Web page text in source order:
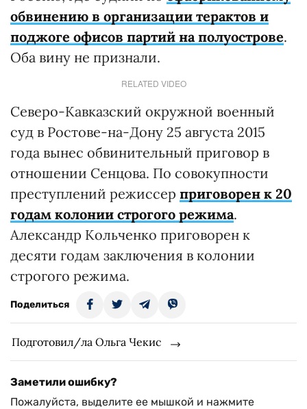
обвинению в организации терактов и
поджоге офисов партий на полуострове.
Оба вину не признали.
RELATED VIDEO
Северо-Кавказский окружной военный
суд в Ростове-на-Дону 25 августа 2015
года вынес обвинительный приговор в
отношении Сенцова. По совокупности
преступлений режиссер приговорен к 20
годам колонии строгого режима.
Александр Кольченко приговорен к
десяти годам заключения в колонии
строгого режима.
Поделиться
Подготовил/ла Ольга Чекис
Заметили ошибку?
Пожалуйста, выделите ее мышкой и нажмите